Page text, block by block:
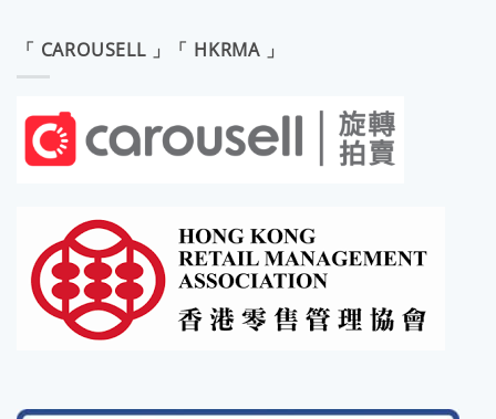
「 CAROUSELL 」「 HKRMA 」